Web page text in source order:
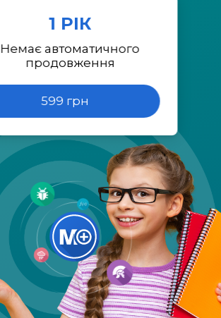
1 РІК
Немає автоматичного
продовження
599 грн